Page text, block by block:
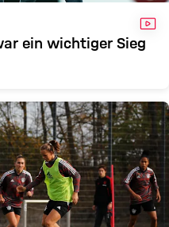
ein wichtiger Sieg